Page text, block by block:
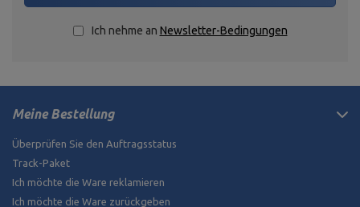
Ich nehme an Newsletter-Bedingungen
Meine Bestellung
Überprüfen Sie den Auftragsstatus
Track-Paket
Ich möchte die Ware reklamieren
Ich möchte die Ware zurückgeben